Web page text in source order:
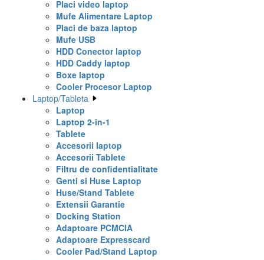
Placi video laptop
Mufe Alimentare Laptop
Placi de baza laptop
Mufe USB
HDD Conector laptop
HDD Caddy laptop
Boxe laptop
Cooler Procesor Laptop
Laptop/Tableta
Laptop
Laptop 2-in-1
Tablete
Accesorii laptop
Accesorii Tablete
Filtru de confidentialitate
Genti si Huse Laptop
Huse/Stand Tablete
Extensii Garantie
Docking Station
Adaptoare PCMCIA
Adaptoare Expresscard
Cooler Pad/Stand Laptop